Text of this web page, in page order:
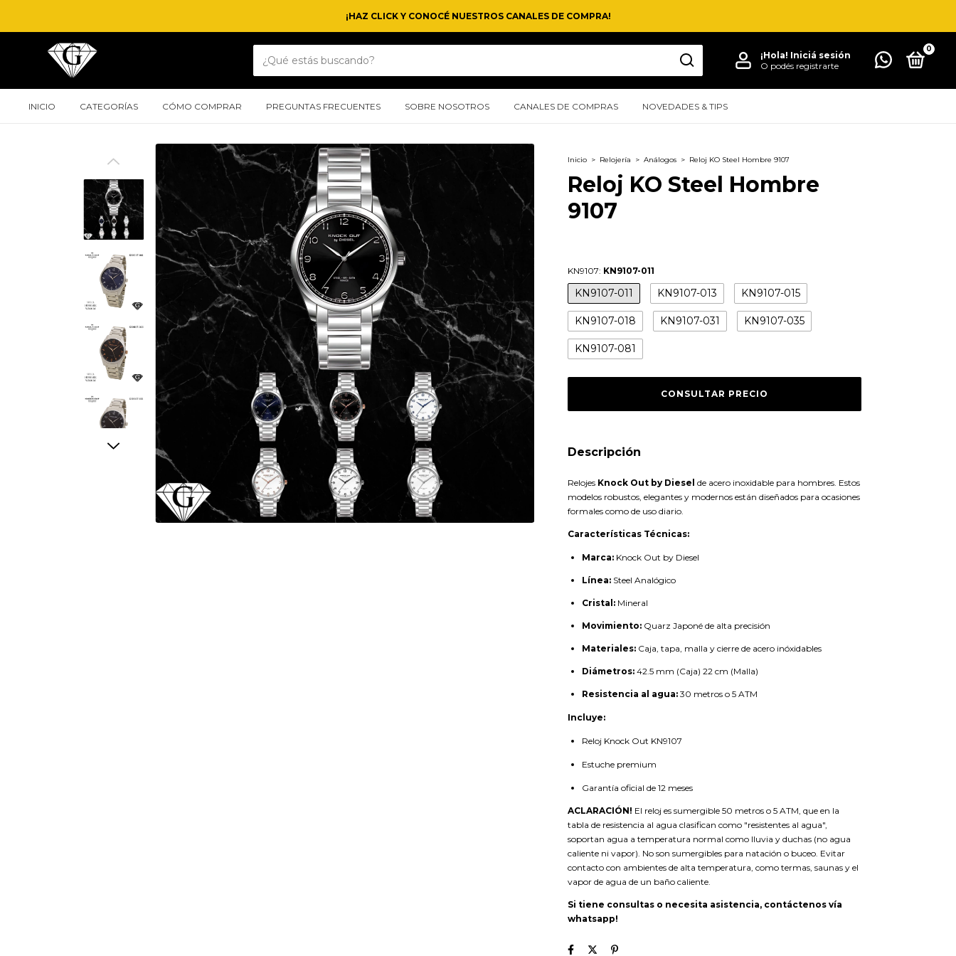
¡HAZ CLICK Y CONOCÉ NUESTROS CANALES DE COMPRA!
¡Hola! Iniciá sesión
O podés registrarte
0
INICIO CATEGORÍAS CÓMO COMPRAR PREGUNTAS FRECUENTES SOBRE NOSOTROS CANALES DE COMPRAS NOVEDADES & TIPS
Inicio > Relojería > Análogos > Reloj KO Steel Hombre 9107
Reloj KO Steel Hombre
9107
KN9107: KN9107-011
KN9107-011 KN9107-013 KN9107-015
KN9107-018 KN9107-031 KN9107-035
KN9107-081
Descripción
Relojes Knock Out by Diesel de acero inoxidable para hombres. Estos
modelos robustos, elegantes y modernos están diseñados para ocasiones
formales como de uso diario.
Características Técnicas:
Marca: Knock Out by Diesel
Línea: Steel Analógico
Cristal: Mineral
Movimiento: Quarz Japoné de alta precisión
Materiales: Caja, tapa, malla y cierre de acero inóxidables
Diámetros: 42.5 mm (Caja) 22 cm (Malla)
Resistencia al agua: 30 metros o 5 ATM
Incluye:
Reloj Knock Out KN9107
Estuche premium
Garantía oficial de 12 meses
ACLARACIÓN! El reloj es sumergible 50 metros o 5 ATM, que en la
tabla de resistencia al agua clasifican como "resistentes al agua",
soportan agua a temperatura normal como lluvia y duchas (no agua
caliente ni vapor). No son sumergibles para natación o buceo. Evitar
contacto con ambientes de alta temperatura, como termas, saunas y el
vapor de agua de un baño caliente.
Si tiene consultas o necesita asistencia, contáctenos vía
whatsapp!